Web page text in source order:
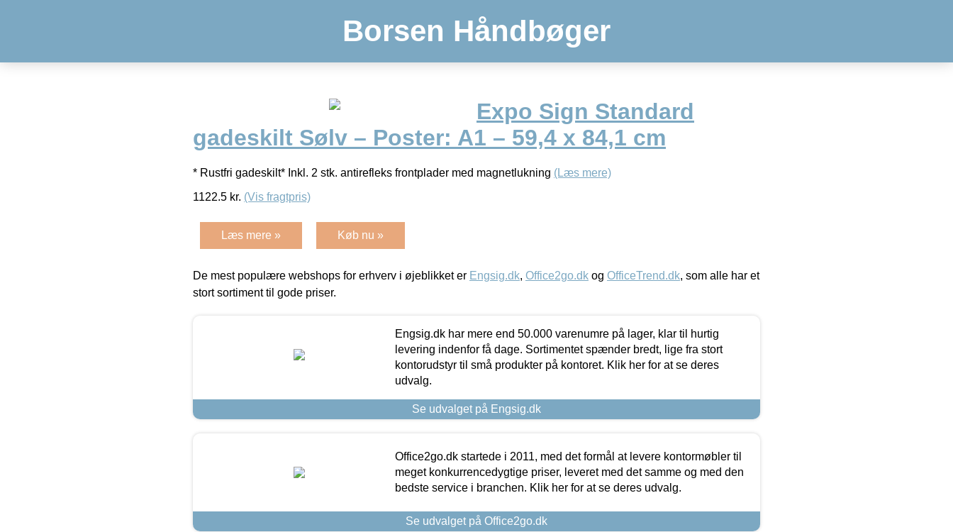
Borsen Håndbøger
Expo Sign Standard
gadeskilt Sølv – Poster: A1 – 59,4 x 84,1 cm
* Rustfri gadeskilt* Inkl. 2 stk. antirefleks frontplader med magnetlukning (Læs mere)
1122.5 kr. (Vis fragtpris)
Læs mere » Køb nu »
De mest populære webshops for erhverv i øjeblikket er Engsig.dk, Office2go.dk og OfficeTrend.dk, som alle har et
stort sortiment til gode priser.
Engsig.dk har mere end 50.000 varenumre på lager, klar til hurtig
levering indenfor få dage. Sortimentet spænder bredt, lige fra stort
kontorudstyr til små produkter på kontoret. Klik her for at se deres
udvalg.
Se udvalget på Engsig.dk
Office2go.dk startede i 2011, med det formål at levere kontormøbler til
meget konkurrencedygtige priser, leveret med det samme og med den
bedste service i branchen. Klik her for at se deres udvalg.
Se udvalget på Office2go.dk